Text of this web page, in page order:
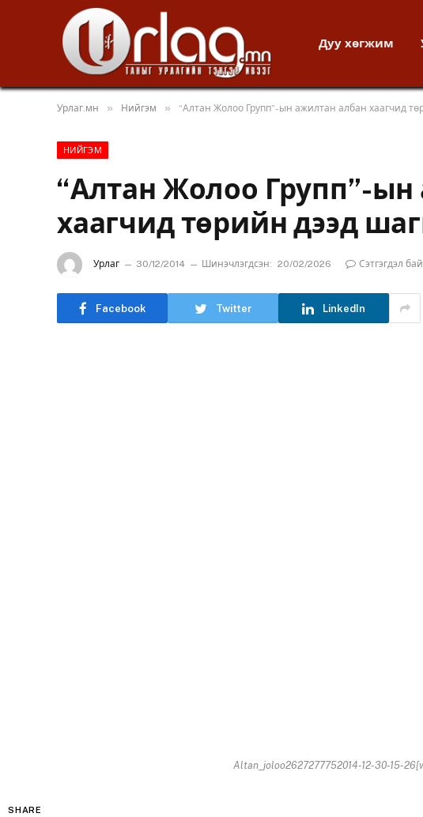
Дуу хөгжим
Урлаг.мн » Нийгэм » “Алтан Жолоо Групп”-ын ажилтан албан хаагчид
НИЙГЭМ
“Алтан Жолоо Групп”-
хаагчид төрийн дээд
Урлаг 30/12/2014 Шинэчлэгдсэн: 20/02/2026 Сэтгэгдэл
Facebook Twitter LinkedIn
Altan_joloo2627277752014-12-30-15-
SHARE